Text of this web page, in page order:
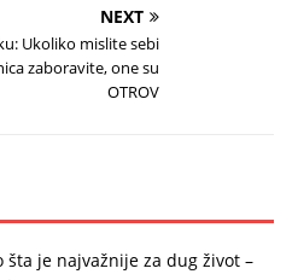
NEXT
Ukoliko mislite sebi
zaboravite, one su
OTROV
je najvažnije za dug život –